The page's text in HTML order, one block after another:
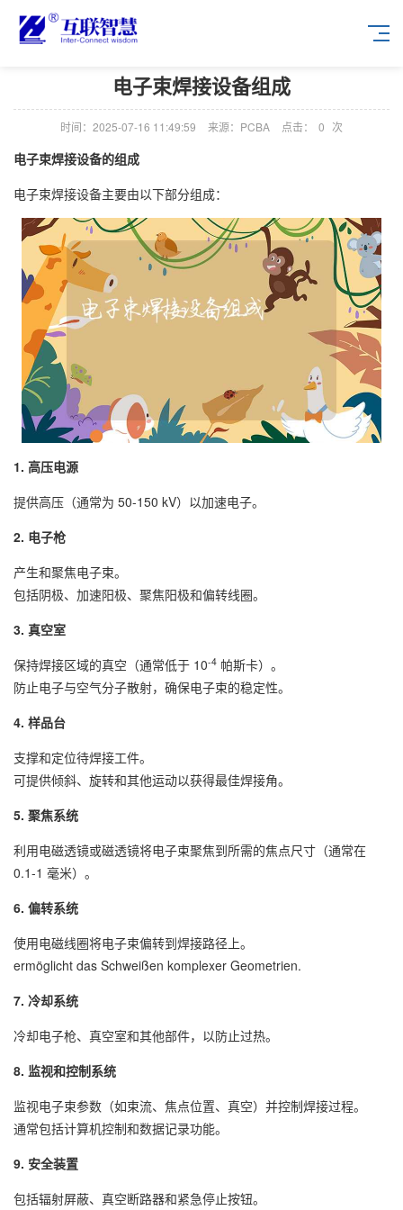
电子束焊接设备组成
时间：2025-07-16 11:49:59 来源：PCBA 点击： 0 次
电子束焊接设备的组成
电子束焊接设备主要由以下部分组成：
1. 高压电源
提供高压（通常为 50-150 kV）以加速电子。
2. 电子枪
产生和聚焦电子束。
包括阴极、加速阳极、聚焦阳极和偏转线圈。
3. 真空室
保持焊接区域的真空（通常低于 10-4 帕斯卡）。
防止电子与空气分子散射，确保电子束的稳定性。
4. 样品台
支撑和定位待焊接工件。
可提供倾斜、旋转和其他运动以获得最佳焊接角。
5. 聚焦系统
利用电磁透镜或磁透镜将电子束聚焦到所需的焦点尺寸（通常在
0.1-1 毫米）。
6. 偏转系统
使用电磁线圈将电子束偏转到焊接路径上。
ermöglicht das Schweißen komplexer Geometrien.
7. 冷却系统
冷却电子枪、真空室和其他部件，以防止过热。
8. 监视和控制系统
监视电子束参数（如束流、焦点位置、真空）并控制焊接过程。
通常包括计算机控制和数据记录功能。
9. 安全装置
包括辐射屏蔽、真空断路器和紧急停止按钮。